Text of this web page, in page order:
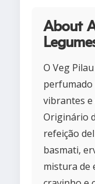
About
O Veg
perfumado
vibrantes e
Originário
refeição
basmati,
mistura de